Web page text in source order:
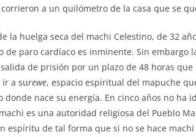
a un quilómetro de la casa que se
la huelga seca del machi Celestino, de 32
de paro cardíaco es inminente. Sin embargo
de prisión por un plazo de 48 horas
ir a surewe, espacio espiritual del mapuche
donde nace su energía. En cinco años no ha
machi es una autoridad religiosa del Pueblo
espíritu de tal forma que si no se hace